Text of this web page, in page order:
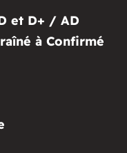
et D+ / AD
à Confirmé